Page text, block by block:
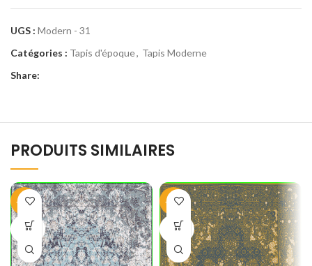
UGS : Modern - 31
Catégories : Tapis d'époque, Tapis Moderne
Share:
PRODUITS SIMILAIRES
-40%
SOLD
OUT
-40%
SOLD
OUT